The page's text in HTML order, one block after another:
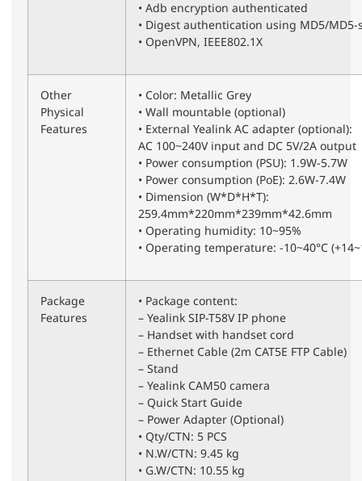
• Adb encryption authenticated
• Digest authentication using MD5/MD5-
• OpenVPN, IEEE802.1X
Other
Physical
Features
• Color: Metallic Grey
• Wall mountable (optional)
• External Yealink AC adapter (optional):
AC 100~240V input and DC 5V/2A output
• Power consumption (PSU): 1.9W-5.7W
• Power consumption (PoE): 2.6W-7.4W
• Dimension (W*D*H*T):
259.4mm*220mm*239mm*42.6mm
• Operating humidity: 10~95%
• Operating temperature: -10~40°C
Package
Features
• Package content:
– Yealink SIP-T58V IP phone
– Handset with handset cord
– Ethernet Cable (2m CAT5E FTP Cable)
– Stand
– Yealink CAM50 camera
– Quick Start Guide
– Power Adapter (Optional)
• Qty/CTN: 5 PCS
• N.W/CTN: 9.45 kg
• G.W/CTN: 10.55 kg